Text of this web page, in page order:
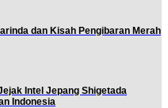
dan Kisah Pengibaran Merah
Intel Jepang Shigetada
Indonesia